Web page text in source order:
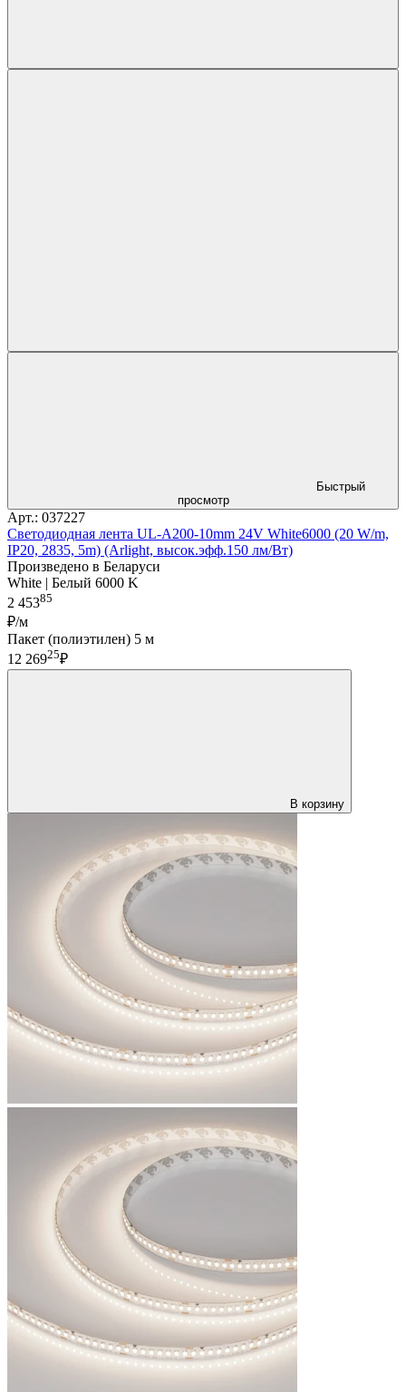
Быстрый
просмотр
Арт.: 037227
Светодиодная лента UL-A200-10mm 24V White6000 (20 W/m,
IP20, 2835, 5m) (Arlight, высок.эфф.150 лм/Вт)
Произведено в Беларуси
White | Белый 6000 K
2 45385
₽/м
Пакет (полиэтилен) 5 м
12 26925₽
В корзину